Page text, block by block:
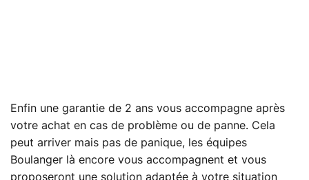
Enfin une garantie de 2 ans vous accompagne après
votre achat en cas de problème ou de panne. Cela
peut arriver mais pas de panique, les équipes
Boulanger là encore vous accompagnent et vous
proposeront une solution adaptée à votre situation